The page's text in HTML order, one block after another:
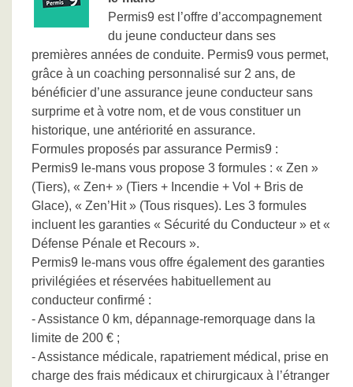
Permis9 est l’offre d’accompagnement
du jeune conducteur dans ses
premières années de conduite. Permis9 vous permet,
grâce à un coaching personnalisé sur 2 ans, de
bénéficier d’une assurance jeune conducteur sans
surprime et à votre nom, et de vous constituer un
historique, une antériorité en assurance.
Formules proposés par assurance Permis9 :
Permis9 le-mans vous propose 3 formules : « Zen »
(Tiers), « Zen+ » (Tiers + Incendie + Vol + Bris de
Glace), « Zen’Hit » (Tous risques). Les 3 formules
incluent les garanties « Sécurité du Conducteur » et «
Défense Pénale et Recours ».
Permis9 le-mans vous offre également des garanties
privilégiées et réservées habituellement au
conducteur confirmé :
- Assistance 0 km, dépannage-remorquage dans la
limite de 200 € ;
- Assistance médicale, rapatriement médical, prise en
charge des frais médicaux et chirurgicaux à l’étranger